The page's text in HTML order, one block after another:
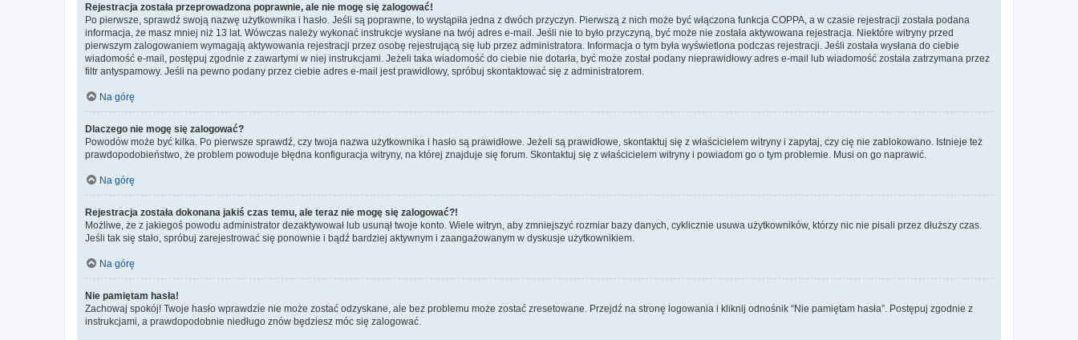
Rejestracja została przeprowadzona poprawnie, ale nie mogę się zalogować!
Po pierwsze, sprawdź swoją nazwę użytkownika i hasło. Jeśli są poprawne, to wystąpiła jedna z dwóch przyczyn. Pierwszą z nich może być włączona funkcja COPPA, a w czasie rejestracji została podana
informacja, że masz mniej niż 13 lat. Wówczas należy wykonać instrukcje wysłane na twój adres e-mail. Jeśli nie to było przyczyną, być może nie została aktywowana rejestracja. Niektóre witryny przed
pierwszym zalogowaniem wymagają aktywowania rejestracji przez osobę rejestrującą się lub przez administratora. Informacja o tym była wyświetlona podczas rejestracji. Jeśli została wysłana do ciebie
wiadomość e-mail, postępuj zgodnie z zawartymi w niej instrukcjami. Jeżeli taka wiadomość do ciebie nie dotarła, być może został podany nieprawidłowy adres e-mail lub wiadomość została zatrzymana przez
filtr antyspamowy. Jeśli na pewno podany przez ciebie adres e-mail jest prawidłowy, spróbuj skontaktować się z administratorem.
Na górę
Dlaczego nie mogę się zalogować?
Powodów może być kilka. Po pierwsze sprawdź, czy twoja nazwa użytkownika i hasło są prawidłowe. Jeżeli są prawidłowe, skontaktuj się z właścicielem witryny i zapytaj, czy cię nie zablokowano. Istnieje też
prawdopodobieństwo, że problem powoduje błędna konfiguracja witryny, na której znajduje się forum. Skontaktuj się z właścicielem witryny i powiadom go o tym problemie. Musi on go naprawić.
Na górę
Rejestracja została dokonana jakiś czas temu, ale teraz nie mogę się zalogować?!
Możliwe, że z jakiegoś powodu administrator dezaktywował lub usunął twoje konto. Wiele witryn, aby zmniejszyć rozmiar bazy danych, cyklicznie usuwa użytkowników, którzy nic nie pisali przez dłuższy czas.
Jeśli tak się stało, spróbuj zarejestrować się ponownie i bądź bardziej aktywnym i zaangażowanym w dyskusje użytkownikiem.
Na górę
Nie pamiętam hasła!
Zachowaj spokój! Twoje hasło wprawdzie nie może zostać odzyskane, ale bez problemu może zostać zresetowane. Przejdź na stronę logowania i kliknij odnośnik “Nie pamiętam hasła”. Postępuj zgodnie z
instrukcjami, a prawdopodobnie niedługo znów będziesz móc się zalogować.